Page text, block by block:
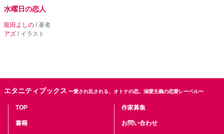
水曜日の恋人
龍田よしの / 著者
アズ / イラスト
エタニティブックス 〜愛され乱される、オトナの恋。溺愛主義の恋愛レーベル〜
TOP
書籍
作家募集
お問い合わせ